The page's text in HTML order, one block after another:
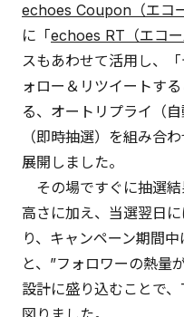
echoes Coupon（エコ
に「echoes RT（エコー
スもあわせて活用し、
ォロー＆リツイートす
る、オートリプライ（
（即時抽選）を組み合
展開しました。
その場ですぐに抽選
高さに加え、当選翌日
り、キャンペーン期間
と、”フォロワーの熱量
設計に盛り込むことで